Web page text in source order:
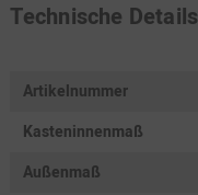
Technische Details
Artikelnummer
Kasteninnenmaß
Außenmaß